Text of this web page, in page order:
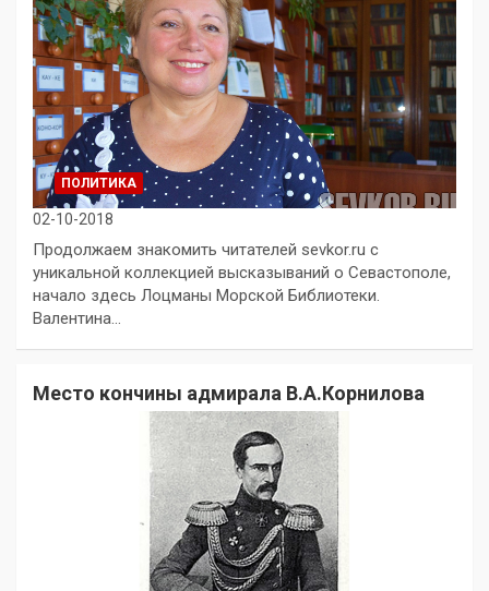
ПОЛИТИКА
02-10-2018
Продолжаем знакомить читателей sevkor.ru с
уникальной коллекцией высказываний о Севастополе,
начало здесь Лоцманы Морской Библиотеки.
Валентина…
Место кончины адмирала В.А.Корнилова